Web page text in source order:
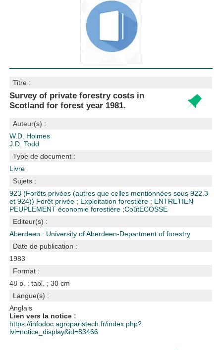
Titre :
Survey of private forestry costs in
Scotland for forest year 1981.
Auteur(s) :
W.D. Holmes
J.D. Todd
Type de document :
Livre
Sujets :
923 (Forêts privées (autres que celles mentionnées sous 922.3
et 924)) Forêt privée ; Exploitation forestière ; ENTRETIEN
PEUPLEMENTéconomie forestière ;CoûtECOSSE
Editeur(s) :
Aberdeen : University of Aberdeen-Department of forestry
Date de publication :
1983
Format :
48 p. : tabl. ; 30 cm
Langue(s) :
Anglais
Lien vers la notice :
https://infodoc.agroparistech.fr/index.php?
lvl=notice_display&id=83466